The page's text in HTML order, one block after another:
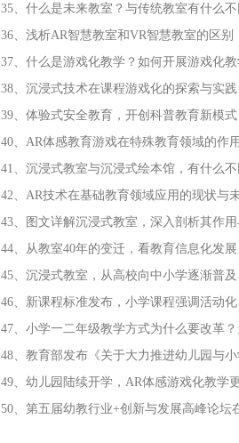
35、什么是未来教室？与传统教室有什么
36、浅析AR智慧教室和VR智慧教室的区别
37、什么是游戏化教学？如何开展游戏化
38、沉浸式技术在课程游戏化的探索与实践
39、体验式安全教育，开创科普教育新模式
40、AR体感教育游戏在特殊教育领域的作
41、沉浸式教室与沉浸式绘本馆，有什么
42、AR技术在基础教育领域应用的现状与
43、图文详解沉浸式教室，深入剖析其作
44、从教室40年的变迁，看教育信息化发展
45、沉浸式教室，从高校向中小学逐渐普及
46、新课程标准发布，小学课程强调活动
47、小学一二年级教学方式为什么要改革
48、教育部发布《关于大力推进幼儿园与
49、幼儿园陆续开学，AR体感游戏化教学
50、第五届幼教行业+创新与发展高峰论坛